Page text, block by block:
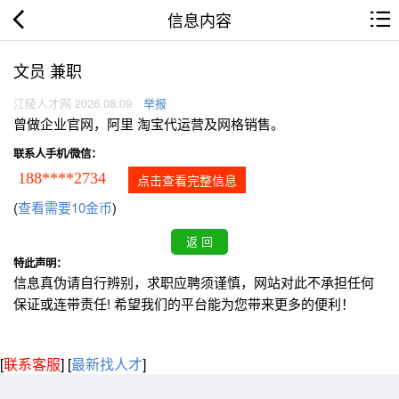
信息内容
文员 兼职
江陵人才网 2026.08.09 举报
曾做企业官网，阿里 淘宝代运营及网格销售。
联系人手机/微信：
188****2734 点击查看完整信息
(查看需要10金币)
特此声明：
信息真伪请自行辨别，求职应聘须谨慎，网站对此不承担任何
保证或连带责任! 希望我们的平台能为您带来更多的便利！
[联系客服] [最新找人才]